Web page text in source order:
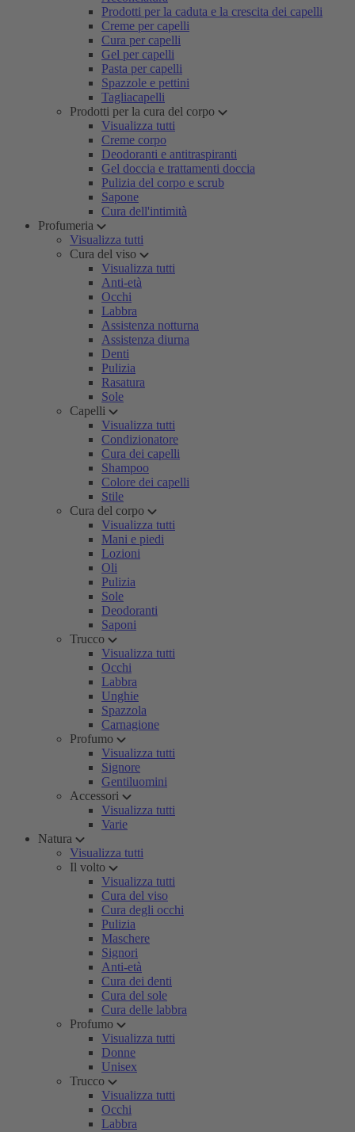
Prodotti per la caduta e la crescita dei capelli
Creme per capelli
Cura per capelli
Gel per capelli
Pasta per capelli
Spazzole e pettini
Tagliacapelli
Prodotti per la cura del corpo
Visualizza tutti
Creme corpo
Deodoranti e antitraspiranti
Gel doccia e trattamenti doccia
Pulizia del corpo e scrub
Sapone
Cura dell'intimità
Profumeria
Visualizza tutti
Cura del viso
Visualizza tutti
Anti-età
Occhi
Labbra
Assistenza notturna
Assistenza diurna
Denti
Pulizia
Rasatura
Sole
Capelli
Visualizza tutti
Condizionatore
Cura dei capelli
Shampoo
Colore dei capelli
Stile
Cura del corpo
Visualizza tutti
Mani e piedi
Lozioni
Oli
Pulizia
Sole
Deodoranti
Saponi
Trucco
Visualizza tutti
Occhi
Labbra
Unghie
Spazzola
Carnagione
Profumo
Visualizza tutti
Signore
Gentiluomini
Accessori
Visualizza tutti
Varie
Natura
Visualizza tutti
Il volto
Visualizza tutti
Cura del viso
Cura degli occhi
Pulizia
Maschere
Signori
Anti-età
Cura dei denti
Cura del sole
Cura delle labbra
Profumo
Visualizza tutti
Donne
Unisex
Trucco
Visualizza tutti
Occhi
Labbra